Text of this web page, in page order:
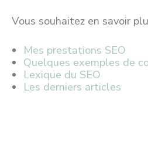
Vous souhaitez en savoir
Mes prestations SEO
Quelques exemples de
Lexique du SEO
Les derniers articles